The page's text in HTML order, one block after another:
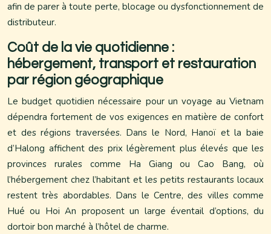
afin de parer à toute perte, blocage ou dysfonctionnement de
distributeur.
Coût de la vie quotidienne :
hébergement, transport et restauration
par région géographique
Le budget quotidien nécessaire pour un voyage au Vietnam
dépendra fortement de vos exigences en matière de confort
et des régions traversées. Dans le Nord, Hanoï et la baie
d’Halong affichent des prix légèrement plus élevés que les
provinces rurales comme Ha Giang ou Cao Bang, où
l’hébergement chez l’habitant et les petits restaurants locaux
restent très abordables. Dans le Centre, des villes comme
Hué ou Hoi An proposent un large éventail d’options, du
dortoir bon marché à l’hôtel de charme.